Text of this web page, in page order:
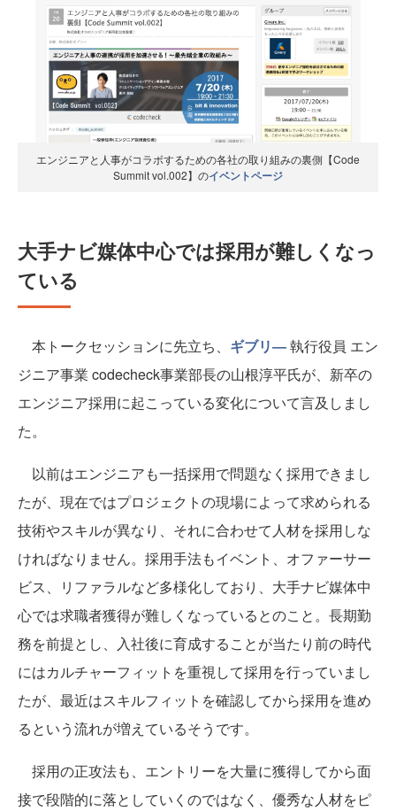
エンジニアと人事がコラボするための各社の取り組みの裏側【Code
Summit vol.002】のイベントページ
大手ナビ媒体中心では採用が難しくなっ
ている
本トークセッションに先立ち、 ギブリ―執行役員 エン
ジニア事業 codecheck事業部長の山根淳平氏が、新卒の
エンジニア採用に起こっている変化について言及しまし
た。
以前はエンジニアも一括採用で問題なく採用できまし
たが、現在ではプロジェクトの現場によって求められる
技術やスキルが異なり、それに合わせて人材を採用しな
ければなりません。採用手法もイベント、オファーサー
ビス、リファラルなど多様化しており、大手ナビ媒体中
心では求職者獲得が難しくなっているとのこと。長期勤
務を前提とし、入社後に育成することが当たり前の時代
にはカルチャーフィットを重視して採用を行っていまし
たが、最近はスキルフィットを確認してから採用を進め
るという流れが増えているそうです。
採用の正攻法も、エントリーを大量に獲得してから面
接で段階的に落としていくのではなく、優秀な人材をピ